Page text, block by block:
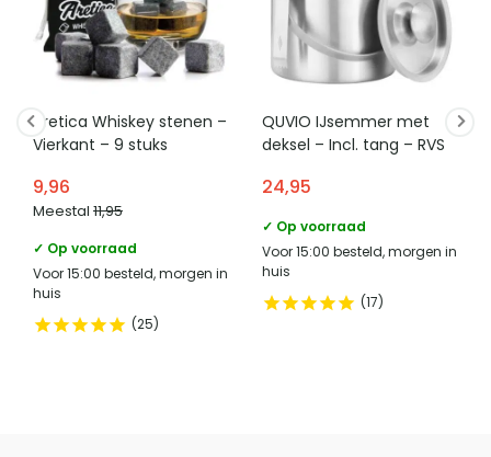
marktdeelnemer in de eu
Lange voren 8, 5541RT
Reusel
product-
marktdeelnemer in de eu
+31 (0)85 - 130 25 89
Vergelijk met alternatieven
kussenhoezen, planken, vaasjes, lampen en nog veel meer. Ieder
product is met zorg ontworpen en vervaardigd uit hoogwaardige
materialen, wat resulteert in duurzame producten van hoge kwaliteit.
Aretica Whiskey stenen –
Vierkant – 9 stuks
9,96
Meestal 11,95
✓ Op voorraad
Voor 15:00 besteld, morgen in
huis
25
QUVIO IJsemmer met
deksel – Incl. tang – RVS
24,95
✓ Op voorraad
Voor 15:00 besteld, morgen in
huis
17